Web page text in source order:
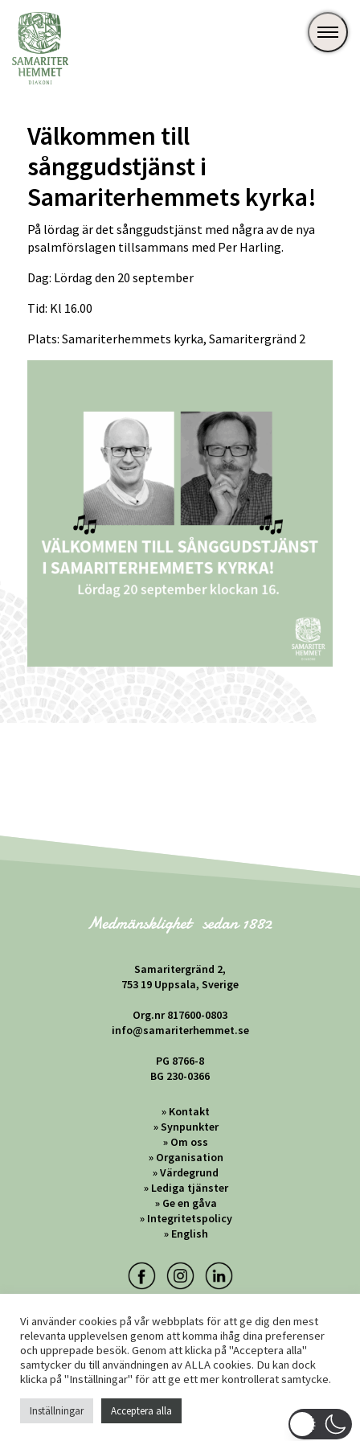
Välkommen till
sånggudstjänst i
Samariterhemmets kyrka!
På lördag är det sånggudstjänst med några av de nya
psalmförslagen tillsammans med Per Harling.
Dag: Lördag den 20 september
Tid: Kl 16.00
Plats: Samariterhemmets kyrka, Samaritergränd 2
Samaritergränd 2,
753 19 Uppsala, Sverige
Org.nr 817600-0803
info@samariterhemmet.se
PG 8766-8
BG 230-0366
Kontakt
Synpunkter
Om oss
Organisation
Värdegrund
Lediga tjänster
Ge en gåva
Integritetspolicy
English
Vi använder cookies på vår webbplats för att ge dig den mest
relevanta upplevelsen genom att komma ihåg dina preferenser
och upprepade besök. Genom att klicka på "Acceptera alla"
samtycker du till användningen av ALLA cookies. Du kan dock
klicka på "Inställningar" för att ge ett mer kontrollerat samtycke.
Inställningar Acceptera alla